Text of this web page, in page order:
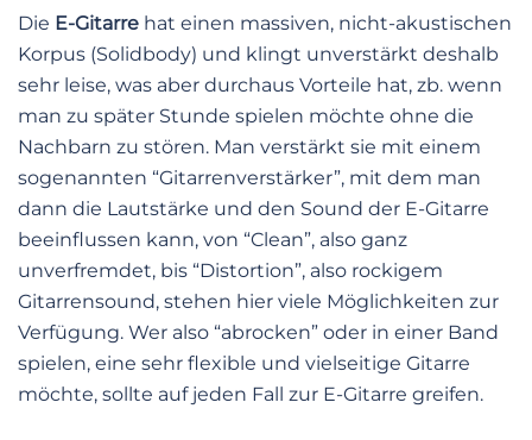
Die E-Gitarre hat einen massiven, nicht-akustischen
Korpus (Solidbody) und klingt unverstärkt deshalb
sehr leise, was aber durchaus Vorteile hat, zb. wenn
man zu später Stunde spielen möchte ohne die
Nachbarn zu stören. Man verstärkt sie mit einem
sogenannten “Gitarrenverstärker”, mit dem man
dann die Lautstärke und den Sound der E-Gitarre
beeinflussen kann, von “Clean”, also ganz
unverfremdet, bis “Distortion”, also rockigem
Gitarrensound, stehen hier viele Möglichkeiten zur
Verfügung. Wer also “abrocken” oder in einer Band
spielen, eine sehr flexible und vielseitige Gitarre
möchte, sollte auf jeden Fall zur E-Gitarre greifen.